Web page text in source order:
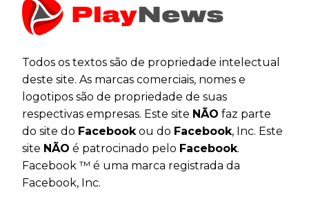
Todos os textos são de propriedade intelectual
deste site. As marcas comerciais, nomes e
logotipos são de propriedade de suas
respectivas empresas. Este site NÃO faz parte
do site do Facebookou do Facebook, Inc. Este
site NÃO é patrocinado pelo Facebook.
Facebook ™ é uma marca registrada da
Facebook, Inc.